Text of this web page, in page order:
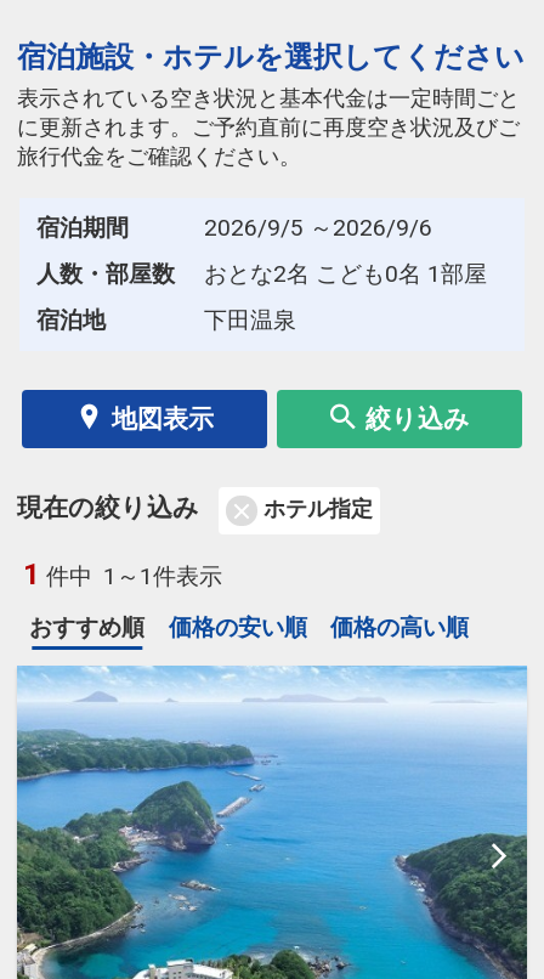
宿泊施設・ホテルを選択してください
表示されている空き状況と基本代金は一定時間ごと
に更新されます。ご予約直前に再度空き状況及びご
旅行代金をご確認ください。
宿泊期間
2026/9/5 ～2026/9/6
人数・部屋数
おとな2名 こども0名 1部屋
宿泊地
下田温泉
地図表示 絞り込み
現在の絞り込み ホテル指定
1 件中 1～1件表示
おすすめ順
価格の安い順 価格の高い順